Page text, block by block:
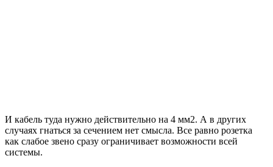
И кабель туда нужно действительно на 4 мм2. А в других
случаях гнаться за сечением нет смысла. Все равно розетка
как слабое звено сразу ограничивает возможности всей
системы.